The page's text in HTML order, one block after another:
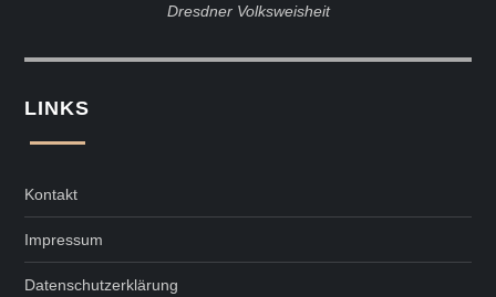
Dresdner Volksweisheit
LINKS
Kontakt
Impressum
Datenschutzerklärung